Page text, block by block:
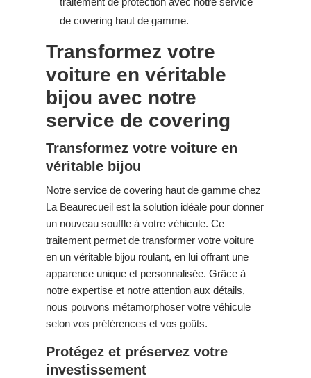
de covering haut de gamme.
Transformez votre
voiture en véritable
bijou avec notre
service de covering
Transformez votre voiture en
véritable bijou
Notre service de covering haut de gamme chez
La Beaurecueil est la solution idéale pour donner
un nouveau souffle à votre véhicule. Ce
traitement permet de transformer votre voiture
en un véritable bijou roulant, en lui offrant une
apparence unique et personnalisée. Grâce à
notre expertise et notre attention aux détails,
nous pouvons métamorphoser votre véhicule
selon vos préférences et vos goûts.
Protégez et préservez votre
investissement